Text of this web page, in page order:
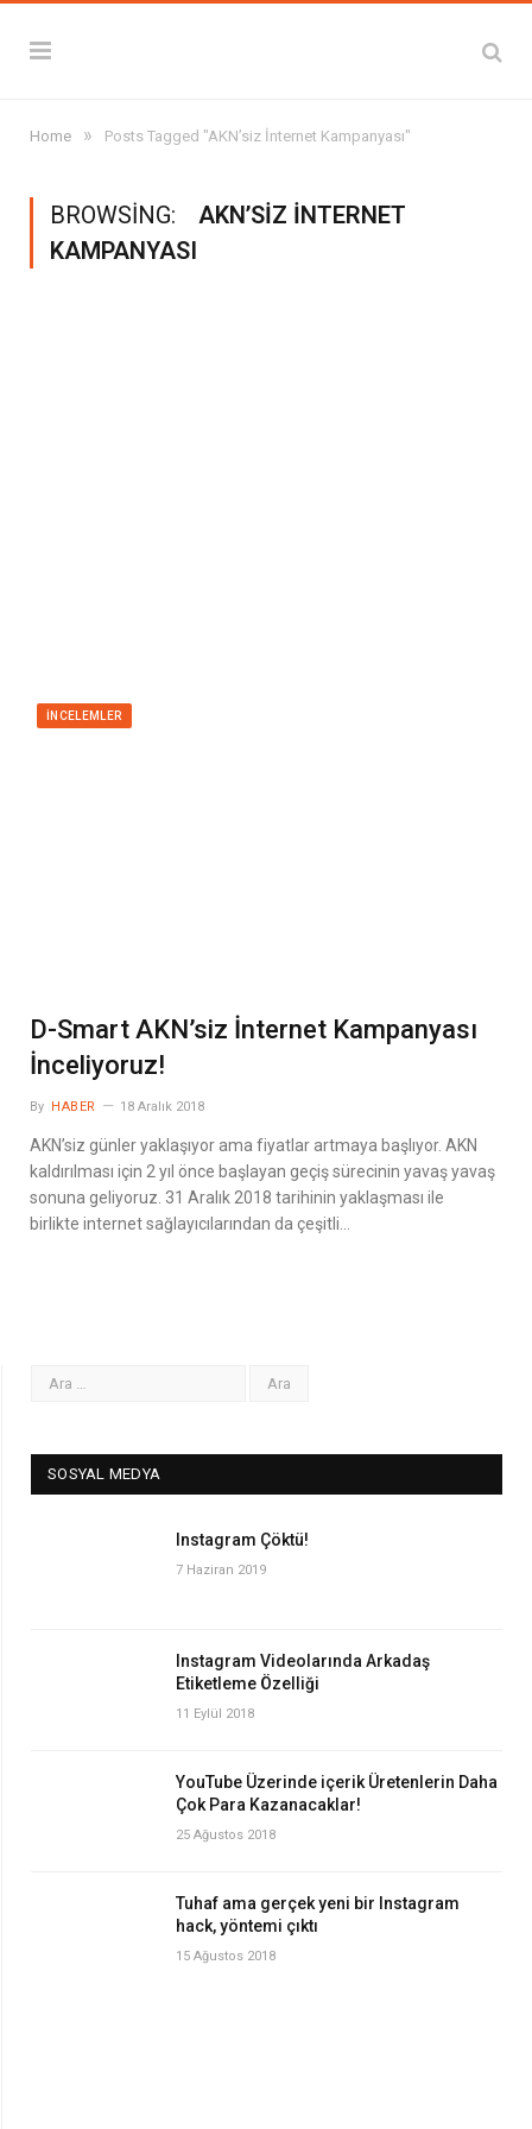
Home » Posts Tagged "AKN’siz İnternet Kampanyası"
BROWSING:
AKN’SIZ İNTERNET
KAMPANYASI
İNCELEMLER
D-Smart AKN’siz İnternet Kampanyası
İnceliyoruz!
By HABER 18 Aralık 2018
AKN’siz günler yaklaşıyor ama fiyatlar artmaya başlıyor. AKN
kaldırılması için 2 yıl önce başlayan geçiş sürecinin yavaş yavaş
sonuna geliyoruz. 31 Aralık 2018 tarihinin yaklaşması ile
birlikte internet sağlayıcılarından da çeşitli…
SOSYAL MEDYA
Instagram Çöktü!
7 Haziran 2019
Instagram Videolarında Arkadaş
Etiketleme Özelliği
11 Eylül 2018
YouTube Üzerinde içerik Üretenlerin Daha
Çok Para Kazanacaklar!
25 Ağustos 2018
Tuhaf ama gerçek yeni bir Instagram
hack, yöntemi çıktı
15 Ağustos 2018